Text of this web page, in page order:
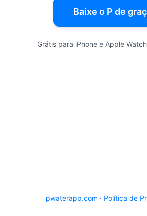
Baixe o P de
Grátis para iPhone e Apple
pwaterapp.com · Política de